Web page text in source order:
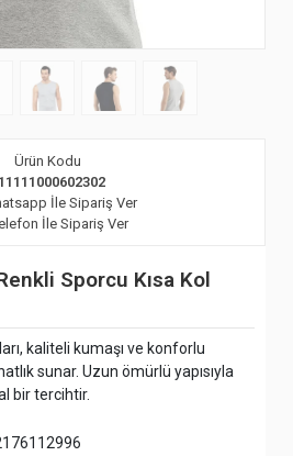
Ürün Kodu
İle Sipariş Ver
İle Sipariş Ver
Sporcu Kısa Kol
kaliteli kumaşı ve konforlu
sunar. Uzun ömürlü yapısıyla
bir tercihtir.